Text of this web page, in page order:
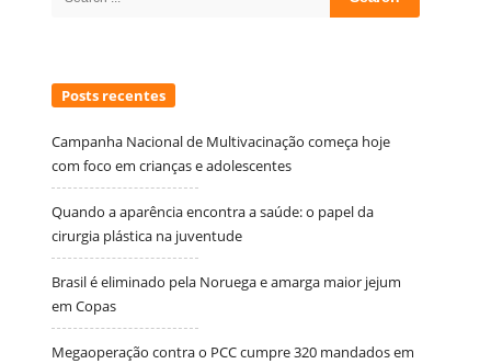
Posts recentes
Campanha Nacional de Multivacinação começa hoje
com foco em crianças e adolescentes
Quando a aparência encontra a saúde: o papel da
cirurgia plástica na juventude
Brasil é eliminado pela Noruega e amarga maior jejum
em Copas
Megaoperação contra o PCC cumpre 320 mandados em